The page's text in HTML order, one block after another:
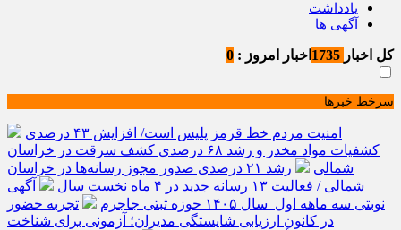
یادداشت
آگهی ها
کل اخبار اخبار امروز : 0
سرخط خبرها
امنیت مردم خط قرمز پلیس است/ افزایش ۴۳ درصدی
کشفیات مواد مخدر و رشد ۶۸ درصدی کشف سرقت در خراسان
شمالی
رشد ۲۱ درصدی صدور مجوز رسانه‌ها در خراسان
شمالی / فعالیت ۱۳ رسانه جدید در ۴ ماه نخست سال
آگهی
نوبتی سه ماهه اول سال ۱۴۰۵ حوزه ثبتی جاجرم
تجربه حضور
در کانون ارزیابی شایستگی مدیران؛ آزمونی برای شناخت